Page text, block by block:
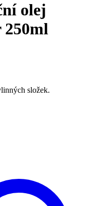
olej
250ml
složek.